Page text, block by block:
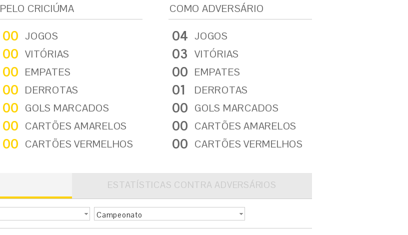
PELO CRICIÚMA
00 JOGOS
00 VITÓRIAS
00 EMPATES
00 DERROTAS
00 GOLS MARCADOS
00 CARTÕES AMARELOS
00 CARTÕES VERMELHOS
COMO ADVERSÁRIO
04 JOGOS
03 VITÓRIAS
00 EMPATES
01 DERROTAS
00 GOLS MARCADOS
00 CARTÕES AMARELOS
00 CARTÕES VERMELHOS
ESTATÍSTICAS CONTRA ADVERSÁRIOS
Campeonato